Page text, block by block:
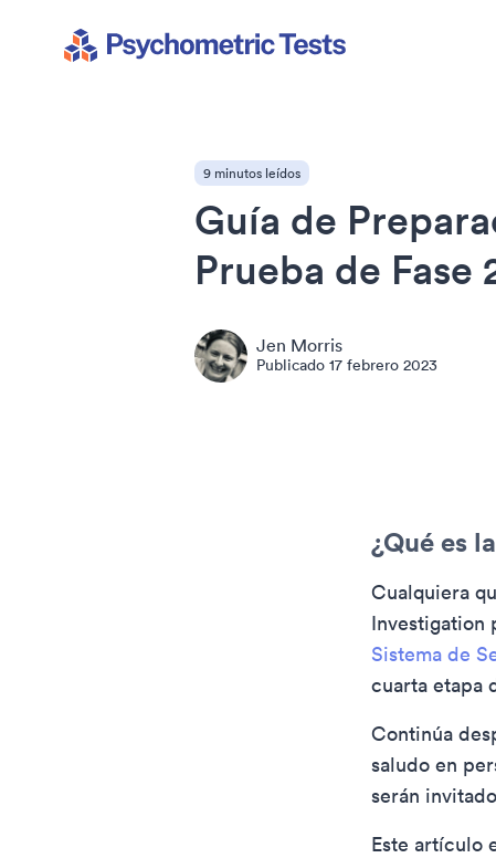
9 minutos leídos
Guía de
Prueba de Fase
Jen Morris
Publicado 17 febrero 2023
¿Qué es
Cualquiera
Investigation
Sistema de
cuarta etapa
Continúa
saludo en
serán
Este artículo